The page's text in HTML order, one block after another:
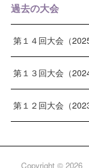
過去の大会
第１４回大会（
第１３回大会（
第１２回大会（
Copyright © 2026